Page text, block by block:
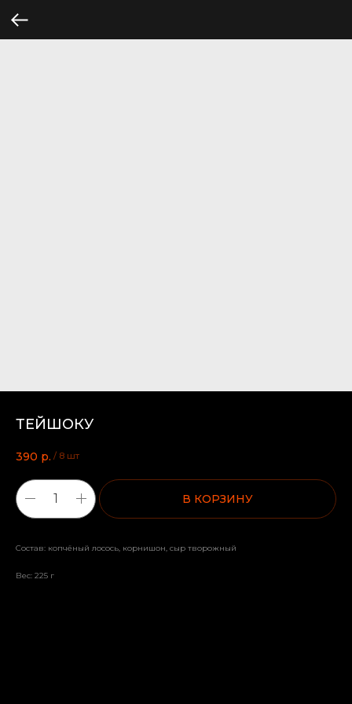
ТЕЙШОКУ
390 р. / 8 шт
В КОРЗИНУ
Состав: копчёный лосось, корнишон, сыр творожный
Вес: 225 г